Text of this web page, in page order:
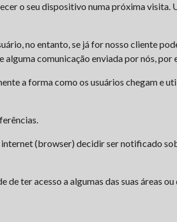
o seu dispositivo numa próxima
no entanto, se já for nosso cliente
comunicação enviada por nós, por
a forma como os usuários chegam e
(browser) decidir ser notificado
ter acesso a algumas das suas áreas